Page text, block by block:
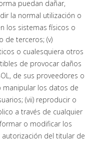
puedan dañar,
la normal utilización o
los sistemas físicos o
de terceros; (v)
o cualesquiera otros
de provocar daños
de sus proveedores o
manipular los datos de
(vii) reproducir o
a través de cualquier
o modificar los
del titular de